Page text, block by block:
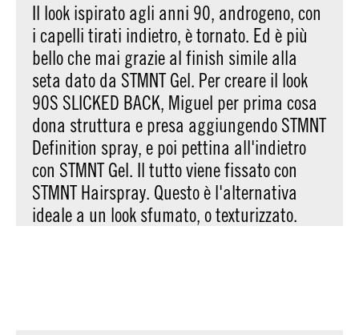
Il look ispirato agli anni 90, androgeno, con
i capelli tirati indietro, è tornato. Ed è più
bello che mai grazie al finish simile alla
seta dato da STMNT Gel. Per creare il look
90S SLICKED BACK, Miguel per prima cosa
dona struttura e presa aggiungendo STMNT
Definition spray, e poi pettina all'indietro
con STMNT Gel. Il tutto viene fissato con
STMNT Hairspray. Questo è l'alternativa
ideale a un look sfumato, o texturizzato.